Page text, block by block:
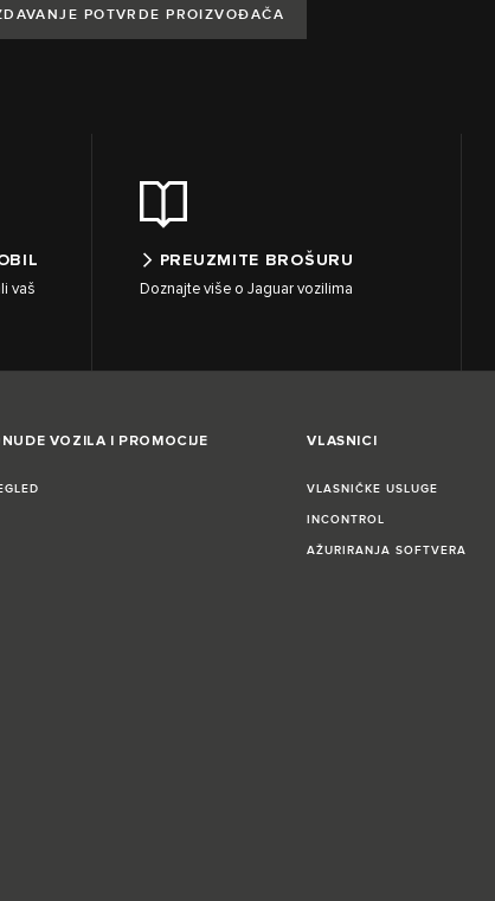
POTVRDE PROIZVOĐAČA
vaš
PREUZMITE BROŠURU
Doznajte više o Jaguar vozilima
VOZILA I PROMOCIJE VLASNICI
VLASNIČKE USLUGE
INCONTROL
AŽURIRANJA SOFTVERA